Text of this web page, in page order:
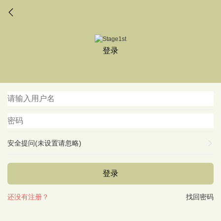
登录
安全提问(未设置请忽略)
登录
找回密码
还没有注册？